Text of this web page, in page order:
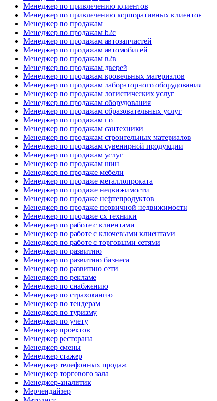
Менеджер по привлечению клиентов
Менеджер по привлечению корпоративных клиентов
Менеджер по продажам
Менеджер по продажам b2c
Менеджер по продажам автозапчастей
Менеджер по продажам автомобилей
Менеджер по продажам в2в
Менеджер по продажам дверей
Менеджер по продажам кровельных материалов
Менеджер по продажам лабораторного оборудования
Менеджер по продажам логистических услуг
Менеджер по продажам оборудования
Менеджер по продажам образовательных услуг
Менеджер по продажам по
Менеджер по продажам сантехники
Менеджер по продажам строительных материалов
Менеджер по продажам сувенирной продукции
Менеджер по продажам услуг
Менеджер по продажам шин
Менеджер по продаже мебели
Менеджер по продаже металлопроката
Менеджер по продаже недвижимости
Менеджер по продаже нефтепродуктов
Менеджер по продаже первичной недвижимости
Менеджер по продаже сх техники
Менеджер по работе с клиентами
Менеджер по работе с ключевыми клиентами
Менеджер по работе с торговыми сетями
Менеджер по развитию
Менеджер по развитию бизнеса
Менеджер по развитию сети
Менеджер по рекламе
Менеджер по снабжению
Менеджер по страхованию
Менеджер по тендерам
Менеджер по туризму
Менеджер по учету
Менеджер проектов
Менеджер ресторана
Менеджер смены
Менеджер стажер
Менеджер телефонных продаж
Менеджер торгового зала
Менеджер-аналитик
Мерчендайзер